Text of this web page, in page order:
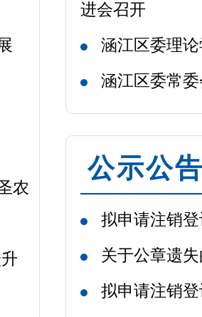
农
进会召开
涵江区委理
涵江区委常
公示公告
拟申请注销
关于公章遗
拟申请注销